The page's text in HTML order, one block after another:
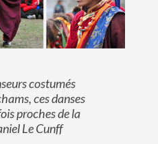
costumés
ces danses
proches de la
Le Cunff